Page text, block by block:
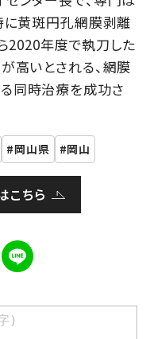
に黄斑円孔網膜剥離
2020年度で執刀した
高いとされる、網膜
同時治療を成功さ
岡山県 岡山
こちら